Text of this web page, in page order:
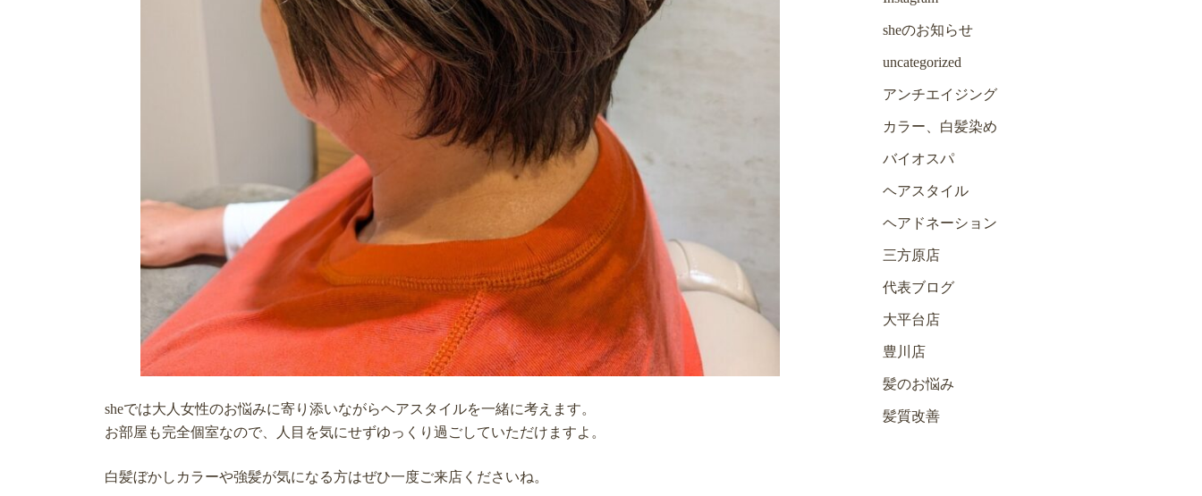
sheでは大人女性のお悩みに寄り添いながらヘアスタイルを一緒に考えます。
お部屋も完全個室なので、人目を気にせずゆっくり過ごしていただけますよ。
白髪ぼかしカラーや強髪が気になる方はぜひ一度ご来店くださいね。
sheのお知らせ
uncategorized
アンチエイジング
カラー、白髪染め
バイオスパ
ヘアスタイル
ヘアドネーション
三方原店
代表ブログ
大平台店
豊川店
髪のお悩み
髪質改善